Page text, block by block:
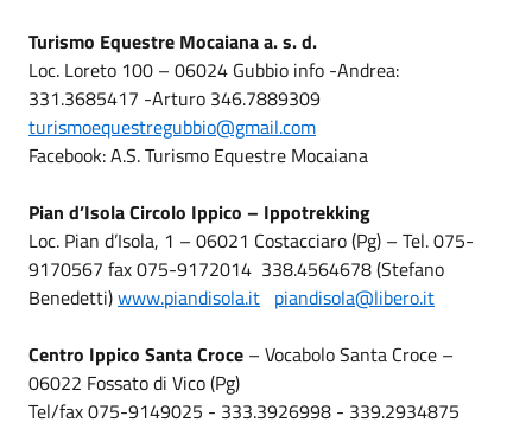
Turismo Equestre Mocaiana a. s. d.
Loc. Loreto 100 – 06024 Gubbio info -Andrea:
331.3685417 -Arturo 346.7889309
turismoequestregubbio@gmail.com
Facebook: A.S. Turismo Equestre Mocaiana
Pian d’Isola Circolo Ippico – Ippotrekking
Loc. Pian d’Isola, 1 – 06021 Costacciaro (Pg) – Tel. 075-
9170567 fax 075-9172014 338.4564678 (Stefano
Benedetti)www.piandisola.it piandisola@libero.it
Centro Ippico Santa Croce – Vocabolo Santa Croce –
06022 Fossato di Vico (Pg)
Tel/fax 075-9149025 - 333.3926998 - 339.2934875